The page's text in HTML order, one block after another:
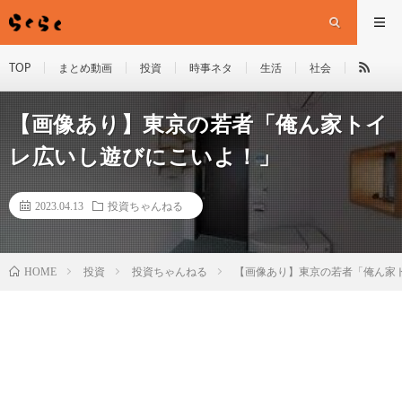
TOP まとめ動画 投資 時事ネタ 生活 社会
【画像あり】東京の若者「俺ん家トイ
レ広いし遊びにこいよ！」
2023.04.13 投資ちゃんねる
HOME 投資 投資ちゃんねる 【画像あり】東京の若者「俺ん